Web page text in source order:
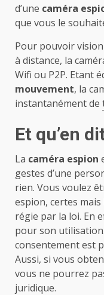
d’une caméra
que vous le
Pour pouvoir
à distance, la
Wifi ou P2P. Etant
mouvement, la
instantanément de
Et qu’en
La caméra espion
gestes d’une
rien. Vous voulez
espion, certes mais
régie par la loi. En
pour son
consentement est
Aussi, si vous
vous ne pourrez
juridique.